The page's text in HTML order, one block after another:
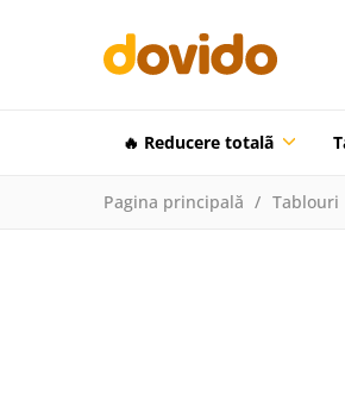
🔥 Reducere totalã
Pagina principală Tablouri